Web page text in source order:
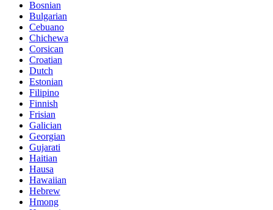
Bosnian
Bulgarian
Cebuano
Chichewa
Corsican
Croatian
Dutch
Estonian
Filipino
Finnish
Frisian
Galician
Georgian
Gujarati
Haitian
Hausa
Hawaiian
Hebrew
Hmong